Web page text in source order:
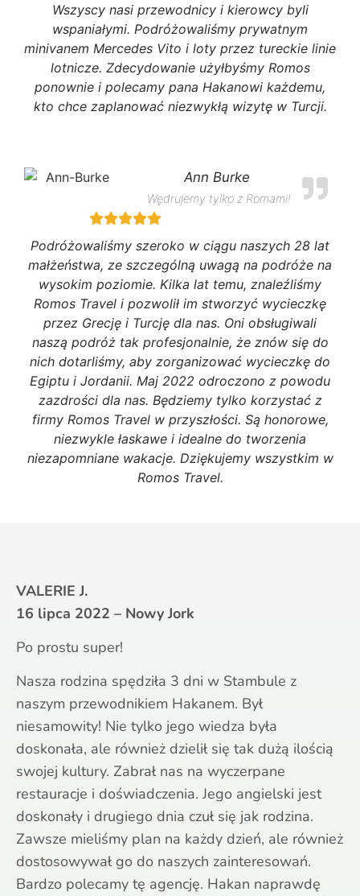
Wszyscy nasi przewodnicy i kierowcy byli
wspaniałymi. Podróżowaliśmy prywatnym
minivanem Mercedes Vito i loty przez tureckie linie
lotnicze. Zdecydowanie użyłbyśmy Romos
ponownie i polecamy pana Hakanowi każdemu,
kto chce zaplanować niezwykłą wizytę w Turcji.
Ann Burke
Wędrujemy tylko z Romami!
Podróżowaliśmy szeroko w ciągu naszych 28 lat
małżeństwa, ze szczególną uwagą na podróże na
wysokim poziomie. Kilka lat temu, znaleźliśmy
Romos Travel i pozwolił im stworzyć wycieczkę
przez Grecję i Turcję dla nas. Oni obsługiwali
naszą podróż tak profesjonalnie, że znów się do
nich dotarliśmy, aby zorganizować wycieczkę do
Egiptu i Jordanii. Maj 2022 odroczono z powodu
zazdrości dla nas. Będziemy tylko korzystać z
firmy Romos Travel w przyszłości. Są honorowe,
niezwykle łaskawe i idealne do tworzenia
niezapomniane wakacje. Dziękujemy wszystkim w
Romos Travel.
VALERIE J.
16 lipca 2022 – Nowy Jork
Po prostu super!
Nasza rodzina spędziła 3 dni w Stambule z
naszym przewodnikiem Hakanem. Był
niesamowity! Nie tylko jego wiedza była
doskonała, ale również dzielił się tak dużą ilością
swojej kultury. Zabrał nas na wyczerpane
restauracje i doświadczenia. Jego angielski jest
doskonały i drugiego dnia czuł się jak rodzina.
Zawsze mieliśmy plan na każdy dzień, ale również
dostosowywał go do naszych zainteresowań.
Bardzo polecamy tę agencję. Hakan naprawdę